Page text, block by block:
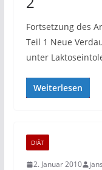
Fortsetzung des
Teil 1 Neue
unter
Weiterlesen
DIÄT
2. Januar 2010